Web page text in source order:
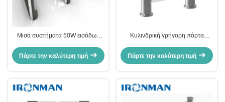
Μισά συστήματα 50W εισόδων
περιστροφικών πυλών ύψους
υψηλής ταχύτητας για το γραφείο
Πάρτε την καλύτερη τιμή
Κυλινδρική γρήγορη πόρτα
Πάρτε την καλύτερη τιμή